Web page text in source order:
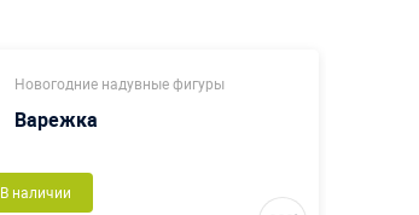
Новогодние надувные фигуры
Варежка
В наличии